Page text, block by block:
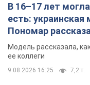
В 16–17 лет
есть:
Пономар
стороне
Модель рассказала,
ее коллеги
9.08.2026 16:25 7,2 т.